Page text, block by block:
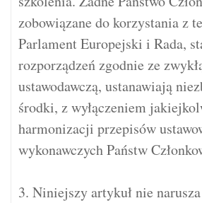
zobowiązane do korzystania z
Parlament Europejski i Rada,
rozporządzeń zgodnie ze
ustawodawczą, ustanawiają
środki, z wyłączeniem
harmonizacji przepisów
wykonawczych Państw
3. Niniejszy artykuł nie